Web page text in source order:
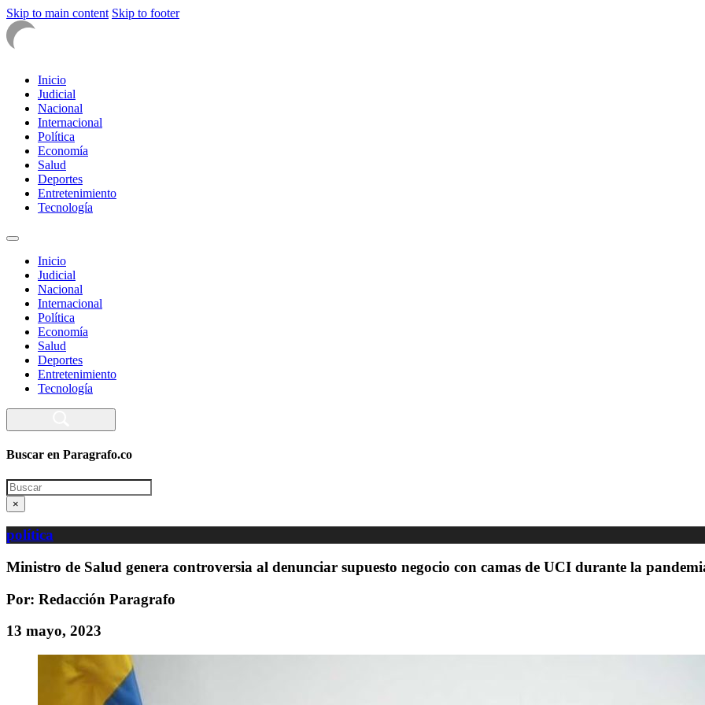
Skip to main content Skip to footer
Inicio
Judicial
Nacional
Internacional
Política
Economía
Salud
Deportes
Entretenimiento
Tecnología
Inicio
Judicial
Nacional
Internacional
Política
Economía
Salud
Deportes
Entretenimiento
Tecnología
Buscar en Paragrafo.co
Search
×
política
Ministro de Salud genera controversia al denunciar supuesto negocio con camas de UCI durante la
Por: Redacción Paragrafo
13 mayo, 2023